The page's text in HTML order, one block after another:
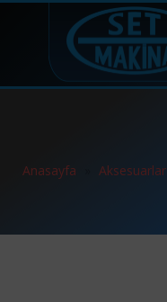
Anasayfa Aksesuarlar